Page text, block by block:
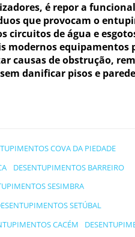
é repor a
que provocam o
de água e
modernos equipamentos
causas de obstrução,
danificar pisos e
COVA DA PIEDADE
DESENTUPIMENTOS BARREIRO
SESIMBRA
SETÚBAL
CACÉM